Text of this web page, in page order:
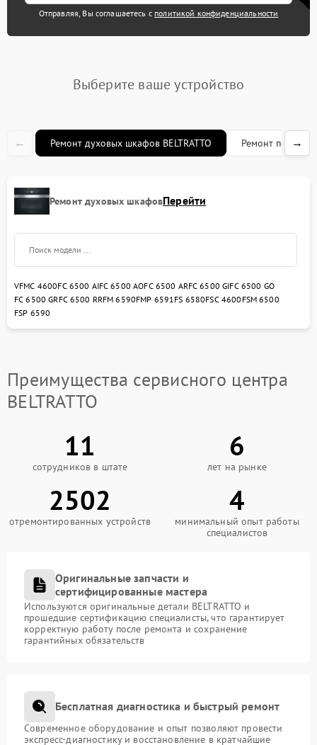
Отправляя, Вы соглашаетесь с политикой конфиденциальности
Выберите ваше устройство
← Ремонт духовых шкафов BELTRATTO Ремонт →
Ремонт духовых шкафовПерейти
VFMC 4600FC 6500 AIFC 6500 AOFC 6500 ARFC 6500 GIFC 6500 GO
FC 6500 GR FC 6500 RRFM 6590FMP 6591 FS 6580FSC 4600 FSM 6500
FSP 6590
Преимущества сервисного центра
BELTRATTO
11
сотрудников в штате
6
лет на рынке
2502
отремонтированных устройств
4
минимальный опыт работы
специалистов
Оригинальные запчасти и
сертифицированные мастера
Используются оригинальные детали BELTRATTO и
прошедшие сертификацию специалисты, что гарантирует
корректную работу после ремонта и сохранение
гарантийных обязательств
Бесплатная диагностика и быстрый ремонт
Современное оборудование и опыт позволяют провести
экспресс-диагностику и восстановление в кратчайшие